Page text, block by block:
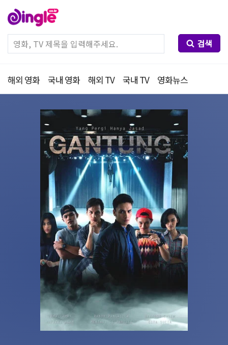
검색
해외 영화 국내 영화 해외 TV 국내 TV 영화뉴스